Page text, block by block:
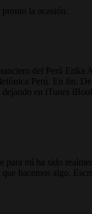
la ocasión.
del Perú Erika
Perú. En fin.
en iTunes
mí ha sido
hacemos algo.